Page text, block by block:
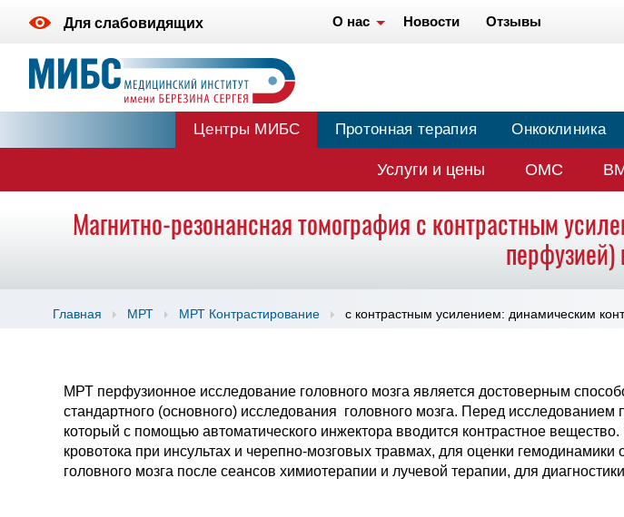
Для слабовидящих О нас Новости Отзывы
Центры МИБС Протонная терапия Онкоклиника
Услуги и цены ОМС
Магнитно-резонансная томография с контрастным
перфузией)
Главная МРТ МРТ Контрастирование с контрастным усилением: динамическим
МРТ перфузионное исследование головного мозга является достоверным
стандартного (основного) исследования головного мозга. Перед
который с помощью автоматического инжектора вводится контрастное
кровотока при инсультах и черепно-мозговых травмах, для оценки
головного мозга после сеансов химиотерапии и лучевой терапии, для